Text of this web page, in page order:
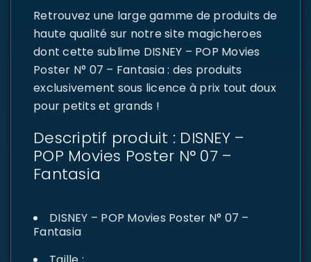
Retrouvez une large gamme de produits de
haute qualité sur notre site magicheroes
dont cette sublime DISNEY – POP Movies
Poster N° 07 – Fantasia : des produits
exclusivement sous licence à prix tout doux
pour petits et grands !
Descriptif produit : DISNEY –
POP Movies Poster N° 07 –
Fantasia
DISNEY – POP Movies Poster N° 07 –
Fantasia